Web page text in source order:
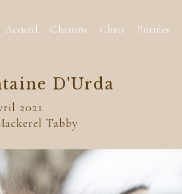
Accueil Chatons Chats Portées
D'Urda
2021
Tabby